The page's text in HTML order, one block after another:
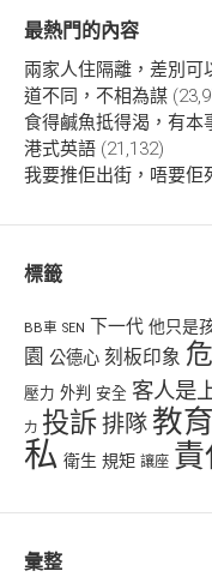
最熱門的內容
兩家人住隔離，差別可
道不同，不相為謀
食得鹹魚抵得渴，有本
港式英語 (21,132)
我要推佢出街，唔要佢
標籤
BB車 SEN 下一代 他只是
園 公德心 刻板印象
壓力 外判 安全 客人是
力 投訴排隊 教育
私 衛生 規矩 讓座 責
彙整